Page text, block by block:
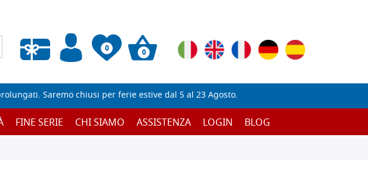
0
vuota
0
Saremo chiusi per ferie estive dal 5 al 23 Agosto.
FINE SERIE CHI SIAMO ASSISTENZA LOGIN BLOG